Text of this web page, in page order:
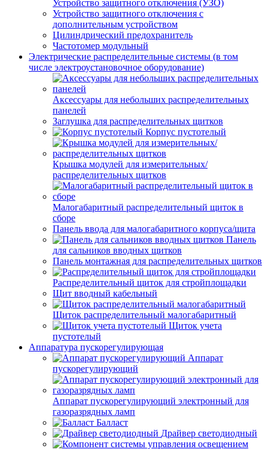
Устройство защитного отключения (УЗО)
Устройство защитного отключения с
дополнительным устройством
Цилиндрический предохранитель
Частотомер модульный
Электрические распределительные системы (в том
числе электроустановочное оборудование)
Аксессуары для небольших распределительных
панелей
Заглушка для распределительных щитков
Корпус пустотелый
Крышка модулей для измерительных/
распределительных щитков
Малогабаритный распределительный щиток в
сборе
Панель ввода для малогабаритного корпуса/щита
Панель
для сальников вводных щитков
Панель монтажная для распределительных щитков
Распределительный щиток для стройплощадки
Щит вводный кабельный
Щиток распределительный малогабаритный
Щиток учета
пустотелый
Аппаратура пускорегулирующая
Аппарат
пускорегулирующий
Аппарат пускорегулирующий электронный для
газоразрядных ламп
Балласт
Драйвер светодиодный